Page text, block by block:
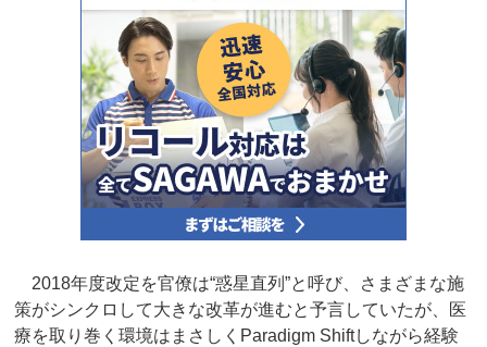
2018年度改定を官僚は“惑星直列”と呼び、さまざまな施
策がシンクロして大きな改革が進むと予言していたが、医
療を取り巻く環境はまさしくParadigm Shiftしながら経験